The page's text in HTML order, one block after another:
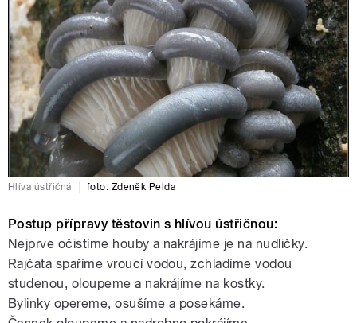
Hlíva ústřičná foto: Zdeněk Pelda
Postup přípravy těstovin s hlívou ústřičnou:
Nejprve očistíme houby a nakrájíme je na nudličky.
Rajčata spaříme vroucí vodou, zchladíme vodou
studenou, oloupeme a nakrájíme na kostky.
Bylinky opereme, osušíme a posekáme.